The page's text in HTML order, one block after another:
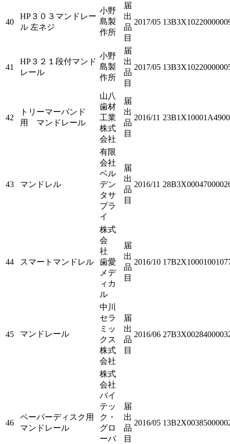
40
HP３０３マンドレー
ル 左ネジ
小野
島製
作所
届
出
品
目
2017/05
41
HP３２１段付マンド
レール
小野
島製
作所
届
出
品
目
2017/05
42
トリーマーバンド
用 マンドレール
山八
歯材
工業
株式
会社
届
出
品
目
2016/11
43 マンドレル
有限
会社
ベル
デン
タサ
プラ
イ
届
出
品
目
2016/11
44 スマートマンドレル
株式
会
社
歯愛
メデ
ィカ
ル
届
出
品
目
2016/10
45 マンドレール
中川
セラ
ミッ
クス
株式
会社
届
出
品
目
2016/06
46
ペーパーディスク用
マンドレール
株式
会社
バイ
テッ
ク・
グロ
ーバ
届
出
品
目
2016/05